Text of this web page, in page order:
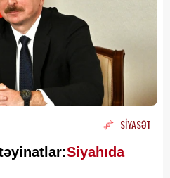
SİYASƏT
Siyahıda